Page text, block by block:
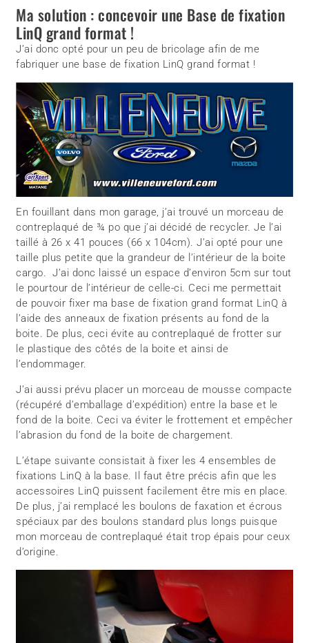
Ma solution : concevoir une Base de fixation
LinQ grand format !
J’ai donc opté pour un peu de bricolage afin de me
fabriquer une base de fixation LinQ grand format !
En fouillant dans mon garage, j’ai trouvé un morceau de
contreplaqué de ¾ po que j’ai décidé de recycler. Je l’ai
taillé à 26 x 41 pouces (66 x 104cm). J’ai opté pour une
taille plus petite que la grandeur de l’intérieur de la boite
cargo. J’ai donc laissé un espace d’environ 5cm sur tout
le pourtour de l’intérieur de celle-ci. Ceci me permettait
de pouvoir fixer ma base de fixation grand format LinQ à
l’aide des anneaux de fixation présents au fond de la
boite. De plus, ceci évite au contreplaqué de frotter sur
le plastique des côtés de la boite et ainsi de
l’endommager.
J’ai aussi prévu placer un morceau de mousse compacte
(récupéré d’emballage d’expédition) entre la base et le
fond de la boite. Ceci va éviter le frottement et empêcher
l’abrasion du fond de la boite de chargement.
L’étape suivante consistait à fixer les 4 ensembles de
fixations LinQ à la base. Il faut être précis afin que les
accessoires LinQ puissent facilement être mis en place.
De plus, j’ai remplacé les boulons de faxation et écrous
spéciaux par des boulons standard plus longs puisque
mon morceau de contreplaqué était trop épais pour ceux
d’origine.